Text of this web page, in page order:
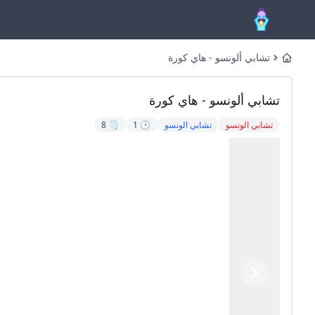
Homeتشابي ألونسو - هاي كورة
تشابي ألونسو - هاي كورة
تشابي الونسو تشابي الونسو 🕒 1
🗒️ 8